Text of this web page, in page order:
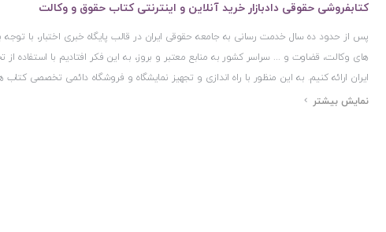
کتابفروشی حقوقی دادبازار خرید آنلاین و اینترنتی کتاب حقوق و وکالت
پس از حدود ده سال خدمت رسانی به جامعه حقوقی ایران در قالب پایگاه خبری اختبار، با
های وکالت، قضاوت و ... سراسر کشور به منابع معتبر و بروز، به این فکر افتادیم با
ایران ارائه کنیم. به این منظور با راه اندازی و تجهیز نمایشگاه و فروشگاه دائمی تخصصی کتاب
ایران و اخذ مجوزهای قانونی از جمله نماد اعتماد الکترونیک از مرکز توسعه تجارت